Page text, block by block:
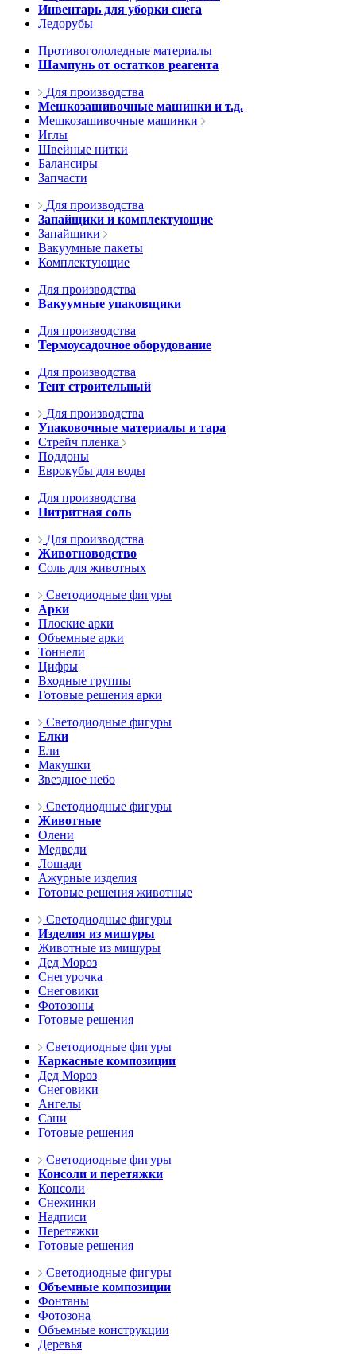
Инвентарь для уборки снега
Ледорубы
Противогололедные материалы
Шампунь от остатков реагента
Для производства
Мешкозашивочные машинки и т.д.
Мешкозашивочные машинки
Иглы
Швейные нитки
Балансиры
Запчасти
Для производства
Запайщики и комплектующие
Запайщики
Вакуумные пакеты
Комплектующие
Для производства
Вакуумные упаковщики
Для производства
Термоусадочное оборудование
Для производства
Тент строительный
Для производства
Упаковочные материалы и тара
Стрейч пленка
Поддоны
Еврокубы для воды
Для производства
Нитритная соль
Для производства
Животноводство
Соль для животных
Светодиодные фигуры
Арки
Плоские арки
Объемные арки
Тоннели
Цифры
Входные группы
Готовые решения арки
Светодиодные фигуры
Елки
Ели
Макушки
Звездное небо
Светодиодные фигуры
Животные
Олени
Медведи
Лошади
Ажурные изделия
Готовые решения животные
Светодиодные фигуры
Изделия из мишуры
Животные из мишуры
Дед Мороз
Снегурочка
Снеговики
Фотозоны
Готовые решения
Светодиодные фигуры
Каркасные композиции
Дед Мороз
Снеговики
Ангелы
Сани
Готовые решения
Светодиодные фигуры
Консоли и перетяжки
Консоли
Снежинки
Надписи
Перетяжки
Готовые решения
Светодиодные фигуры
Объемные композиции
Фонтаны
Фотозона
Объемные конструкции
Деревья